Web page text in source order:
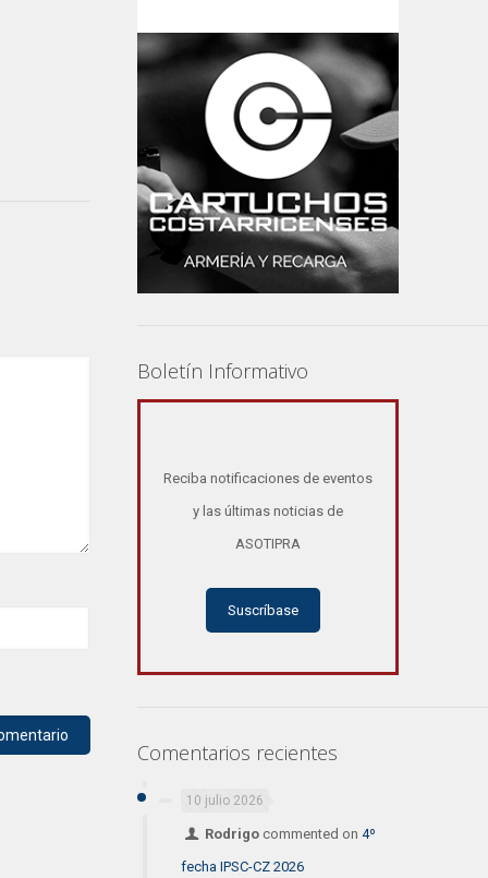
Boletín Informativo
Reciba notificaciones de eventos
y las últimas noticias de
ASOTIPRA
Suscríbase
Comentarios recientes
10 julio 2026
Rodrigocommented on 4º
fecha IPSC-CZ 2026